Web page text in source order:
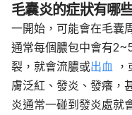
毛囊炎的症狀有哪
一開始，可能會在毛囊
通常每個膿包中會有
裂，就會流膿或出血
膚泛紅、發炎、發癢，
炎通常一碰到發炎處就